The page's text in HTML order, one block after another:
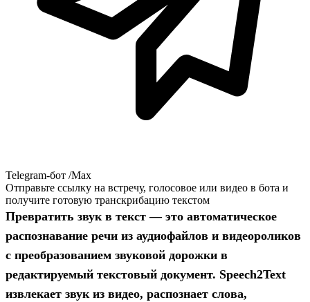
Telegram-бот /Max
Отправьте ссылку на встречу, голосовое или видео в бота и
получите готовую транскрибацию текстом
Превратить звук в текст — это автоматическое
распознавание речи из аудиофайлов и видеороликов
с преобразованием звуковой дорожки в
редактируемый текстовый документ. Speech2Text
извлекает звук из видео, распознает слова,